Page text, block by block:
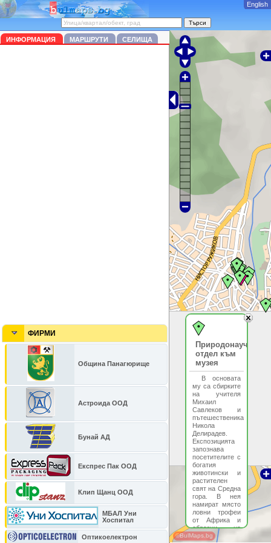
ИНФОРМАЦИЯ МАРШРУТИ СЕЛИЩА
ФИРМИ
Община Панагюрище
Астроида ООД
Бунай АД
Експрес Пак ООД
Клип Щанц ООД
МБАЛ Уни
Хоспитал
Оптикоелектрон
Природонаучен
отдел към
музея
В основата
му са сбирките
на учителя
Михаил
Савлеков и
пътешественика
Никола
Делирадев.
Експозицията
запознава
посетителите с
богатия
животински и
растителен
свят на Средна
гора. В нея
намират място
ловни трофеи
от Африка и
образци на
минералите,
©BulMaps.bg
English